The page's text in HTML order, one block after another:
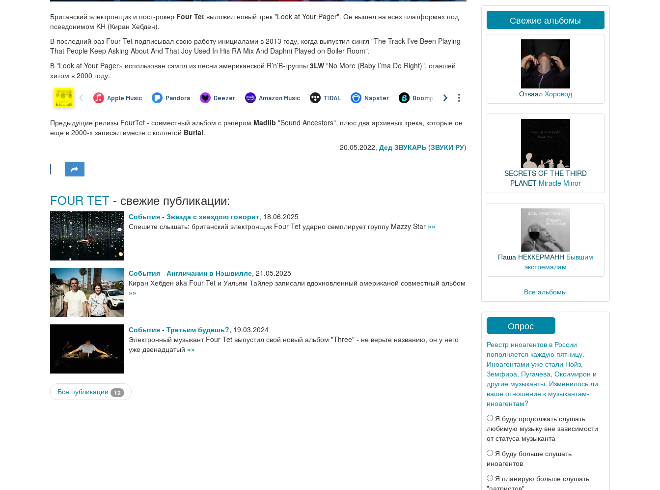
Британский электронщик и пост-рокер Four Tet выложил новый трек "Look at Your Pager". Он вышел на всех платформах под
псевдонимом KH (Киран Хебден).
В последний раз Four Tet подписывал свою работу инициалами в 2013 году, когда выпустил сингл "The Track I’ve Been Playing
That People Keep Asking About And That Joy Used In His RA Mix And Daphni Played on Boiler Room".
В "Look at Your Pager» использован сэмпл из песни американской R’n’B-группы 3LW "No More (Baby I’ma Do Right)", ставшей
хитом в 2000 году.
Предыдущие релизы FourTet - совместный альбом с рэпером Madlib "Sound Ancestors", плюс два архивных трека, которые он
еще в 2000-х записал вместе с коллегой Burial.
20.05.2022, Дед ЗВУКАРЬ(ЗВУКИ РУ)
FOUR TET - свежие публикации:
События - Звезда с звездою говорит, 18.06.2025
Спешите слышать: британский электронщик Four Tet ударно семплирует группу Mazzy Star »»
События - Англичанин в Нэшвилле, 21.05.2025
Киран Хебден aka Four Tet и Уильям Тайлер записали вдохновленный американой совместный альбом
»»
События - Третьим будешь?, 19.03.2024
Электронный музыкант Four Tet выпустил свой новый альбом "Three" - не верьте названию, он у него
уже двенадцатый »»
Все публикации 12
Свежие альбомы
Отваал Хоровод
SECRETS OF THE THIRD
PLANET Miracle Minor
Паша НЕККЕРМАНН Бывшим
экстремалам
Все альбомы
Опрос
Реестр иноагентов в России
пополняется каждую пятницу.
Иноагентами уже стали Нойз,
Земфира, Пугачева, Оксимирон и
другие музыканты. Изменилось ли
ваше отношение к музыкантам-
иноагентам?
Я буду продолжать слушать
любимую музыку вне зависимости
от статуса музыканта
Я буду больше слушать
иноагентов
Я планирую больше слушать
"патриотов"